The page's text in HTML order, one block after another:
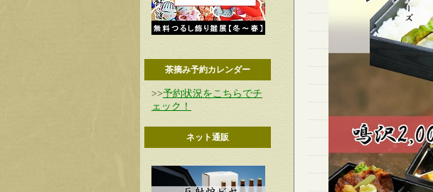
茶摘み予約カレンダー
>>予約状況をこちらでチ
ェック！
ネット通販